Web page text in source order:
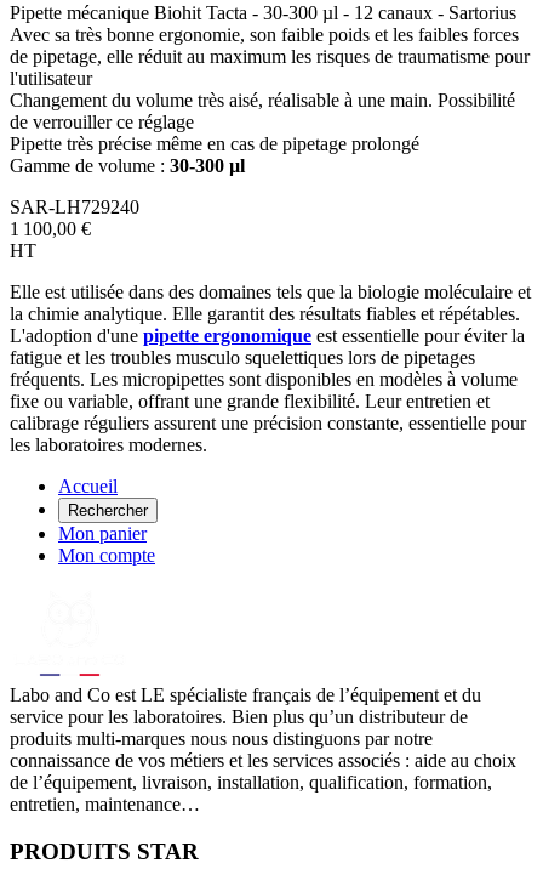
Pipette mécanique Biohit Tacta - 30-300 µl - 12 canaux - Sartorius
Avec sa très bonne ergonomie, son faible poids et les faibles forces
de pipetage, elle réduit au maximum les risques de traumatisme pour
l'utilisateur
Changement du volume très aisé, réalisable à une main. Possibilité
de verrouiller ce réglage
Pipette très précise même en cas de pipetage prolongé
Gamme de volume : 30-300 µl
SAR-LH729240
1 100,00 €
HT
Elle est utilisée dans des domaines tels que la biologie moléculaire et
la chimie analytique. Elle garantit des résultats fiables et répétables.
L'adoption d'une pipette ergonomique est essentielle pour éviter la
fatigue et les troubles musculo squelettiques lors de pipetages
fréquents. Les micropipettes sont disponibles en modèles à volume
fixe ou variable, offrant une grande flexibilité. Leur entretien et
calibrage réguliers assurent une précision constante, essentielle pour
les laboratoires modernes.
Accueil
Rechercher
Mon panier
Mon compte
Labo and Co est LE spécialiste français de l’équipement et du
service pour les laboratoires. Bien plus qu’un distributeur de
produits multi-marques nous nous distinguons par notre
connaissance de vos métiers et les services associés : aide au choix
de l’équipement, livraison, installation, qualification, formation,
entretien, maintenance…
PRODUITS STAR